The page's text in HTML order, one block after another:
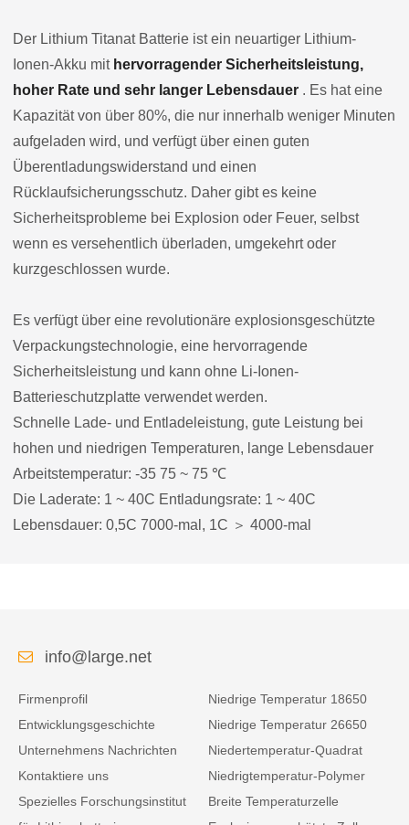
Der Lithium Titanat Batterie ist ein neuartiger Lithium-
Ionen-Akku mit hervorragender Sicherheitsleistung,
hoher Rate und sehr langer Lebensdauer . Es hat eine
Kapazität von über 80%, die nur innerhalb weniger Minuten
aufgeladen wird, und verfügt über einen guten
Überentladungswiderstand und einen
Rücklaufsicherungsschutz. Daher gibt es keine
Sicherheitsprobleme bei Explosion oder Feuer, selbst
wenn es versehentlich überladen, umgekehrt oder
kurzgeschlossen wurde.
Es verfügt über eine revolutionäre explosionsgeschützte
Verpackungstechnologie, eine hervorragende
Sicherheitsleistung und kann ohne Li-Ionen-
Batterieschutzplatte verwendet werden.
Schnelle Lade- und Entladeleistung, gute Leistung bei
hohen und niedrigen Temperaturen, lange Lebensdauer
Arbeitstemperatur: -35 75 ~ 75 ℃
Die Laderate: 1 ~ 40C Entladungsrate: 1 ~ 40C
Lebensdauer: 0,5C 7000-mal, 1C ＞ 4000-mal
info@large.net
Firmenprofil
Entwicklungsgeschichte
Unternehmens Nachrichten
Kontaktiere uns
Spezielles Forschungsinstitut
Niedrige Temperatur 18650
Niedrige Temperatur 26650
Niedertemperatur-Quadrat
Niedrigtemperatur-Polymer
Breite Temperaturzelle